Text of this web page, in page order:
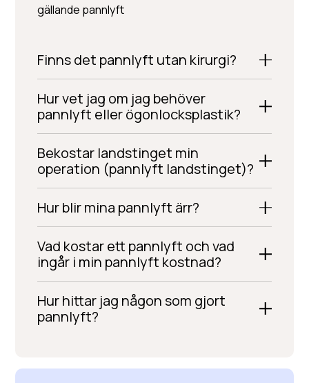
gällande pannlyft
Finns det pannlyft utan kirurgi?
Hur vet jag om jag behöver
pannlyft eller ögonlocksplastik?
Bekostar landstinget min
operation (pannlyft landstinget)?
Hur blir mina pannlyft ärr?
Vad kostar ett pannlyft och vad
ingår i min pannlyft kostnad?
Hur hittar jag någon som gjort
pannlyft?